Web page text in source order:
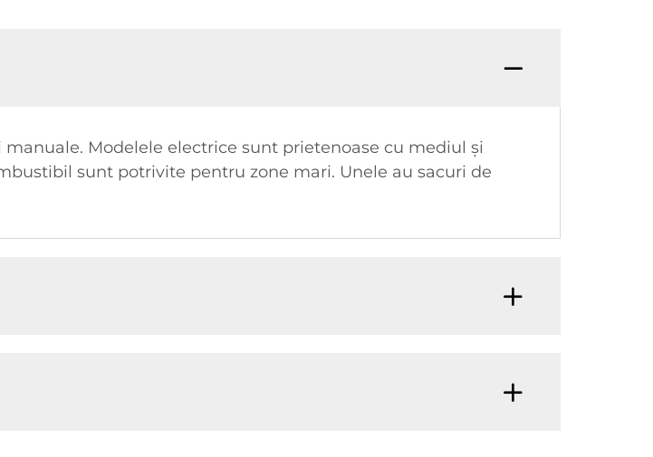
Modelele electrice sunt prietenoase cu mediul și
sunt potrivite pentru zone mari. Unele au sacuri de